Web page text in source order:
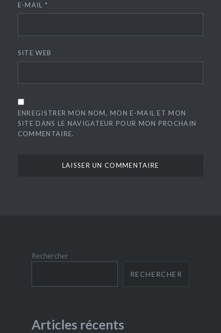
E-MAIL *
SITE WEB
ENREGISTRER MON NOM, MON E-MAIL ET MON
SITE DANS LE NAVIGATEUR POUR MON PROCHAIN
COMMENTAIRE.
Rechercher
RECHERCHER
Articles récents